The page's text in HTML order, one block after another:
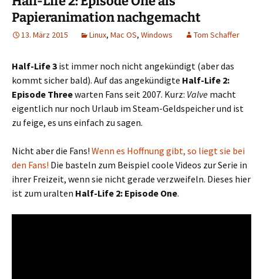
Papieranimation nachgemacht
13. März 2015 Linux, Mac OS, Windows Tom Schaffer
Half-Life 3 ist immer noch nicht angekündigt (aber das
kommt sicher bald). Auf das angekündigte Half-Life 2:
Episode Threewarten Fans seit 2007. Kurz: Valve macht
eigentlich nur noch Urlaub im Steam-Geldspeicher und ist
zu feige, es uns einfach zu sagen.
Nicht aber die Fans! Wenn es Hoffnung gibt, so liegt sie bei
den Fans! Die basteln zum Beispiel coole Videos zur Serie in
ihrer Freizeit, wenn sie nicht gerade verzweifeln. Dieses hier
ist zum uralten Half-Life 2: Episode One.